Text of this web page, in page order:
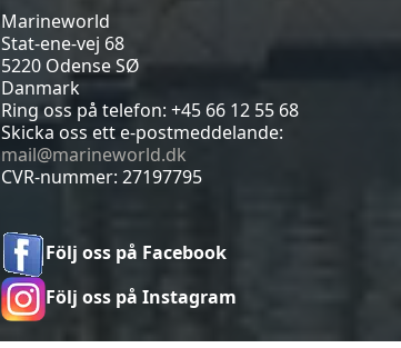
Marineworld
Stat-ene-vej 68
5220 Odense SØ
Danmark
Ring oss på telefon: +45 66 12 55 68
Skicka oss ett e-postmeddelande:
mail@marineworld.dk
CVR-nummer: 27197795
Följ oss på Facebook
Följ oss på Instagram